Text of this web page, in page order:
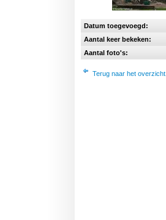
Datum toegevoegd:
Aantal keer bekeken:
Aantal foto's:
Terug naar het overzicht.